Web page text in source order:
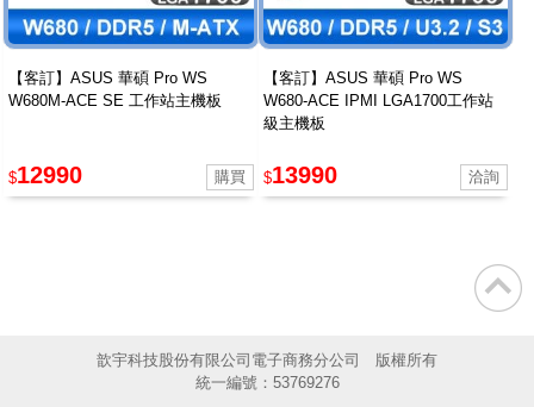
【客訂】ASUS 華碩 Pro WS
W680M-ACE SE 工作站主機板
$12990
【客訂】ASUS 華碩 Pro WS
W680-ACE IPMI LGA1700工作站
級主機板
$13990
歆宇科技股份有限公司電子商務分公司 版權所有
統一編號：53769276